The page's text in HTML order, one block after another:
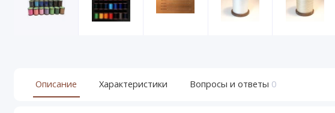
Описание Характеристики Вопросы и ответы 0